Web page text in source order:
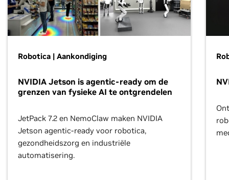
Robotica | Aankondiging
NVIDIA Jetson is agentic-ready om de
grenzen van fysieke AI te ontgrendelen
JetPack 7.2 en NemoClaw maken NVIDIA
Jetson agentic-ready voor robotica,
gezondheidszorg en industriële
automatisering.